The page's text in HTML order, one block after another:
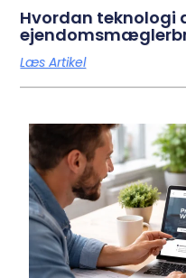
Hvordan teknologi
Læs Artikel